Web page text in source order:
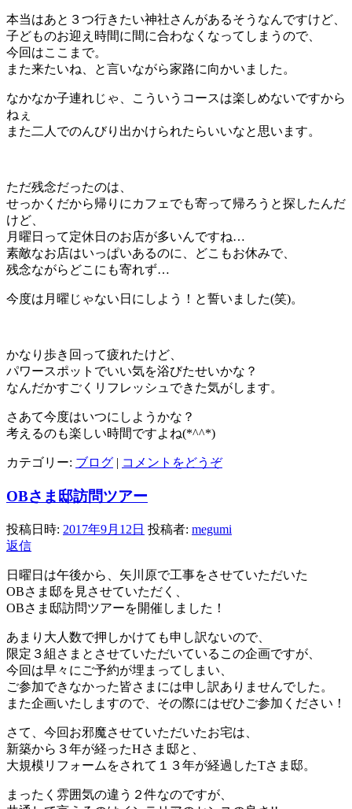
本当はあと３つ行きたい神社さんがあるそうなんですけど、
子どものお迎え時間に間に合わなくなってしまうので、
今回はここまで。
また来たいね、と言いながら家路に向かいました。
なかなか子連れじゃ、こういうコースは楽しめないですから
ねぇ
また二人でのんびり出かけられたらいいなと思います。
ただ残念だったのは、
せっかくだから帰りにカフェでも寄って帰ろうと探したんだ
けど、
月曜日って定休日のお店が多いんですね…
素敵なお店はいっぱいあるのに、どこもお休みで、
残念ながらどこにも寄れず…
今度は月曜じゃない日にしよう！と誓いました(笑)。
かなり歩き回って疲れたけど、
パワースポットでいい気を浴びたせいかな？
なんだかすごくリフレッシュできた気がします。
さあて今度はいつにしようかな？
考えるのも楽しい時間ですよね(*^^*)
カテゴリー: ブログ | コメントをどうぞ
OBさま邸訪問ツアー
投稿日時: 2017年9月12日 投稿者: megumi
返信
日曜日は午後から、矢川原で工事をさせていただいた
OBさま邸を見させていただく、
OBさま邸訪問ツアーを開催しました！
あまり大人数で押しかけても申し訳ないので、
限定３組さまとさせていただいているこの企画ですが、
今回は早々にご予約が埋まってしまい、
ご参加できなかった皆さまには申し訳ありませんでした。
また企画いたしますので、その際にはぜひご参加ください！
さて、今回お邪魔させていただいたお宅は、
新築から３年が経ったHさま邸と、
大規模リフォームをされて１３年が経過したTさま邸。
まったく雰囲気の違う２件なのですが、